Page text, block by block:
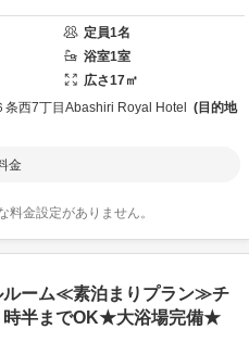
定員1名
浴室1室
広さ17㎡
条西7丁目 Abashiri Royal Hotel
目的地
金
料金設定がありません。
ルーム≪素泊まりプラン≫チ
時半までOK★大浴場完備★